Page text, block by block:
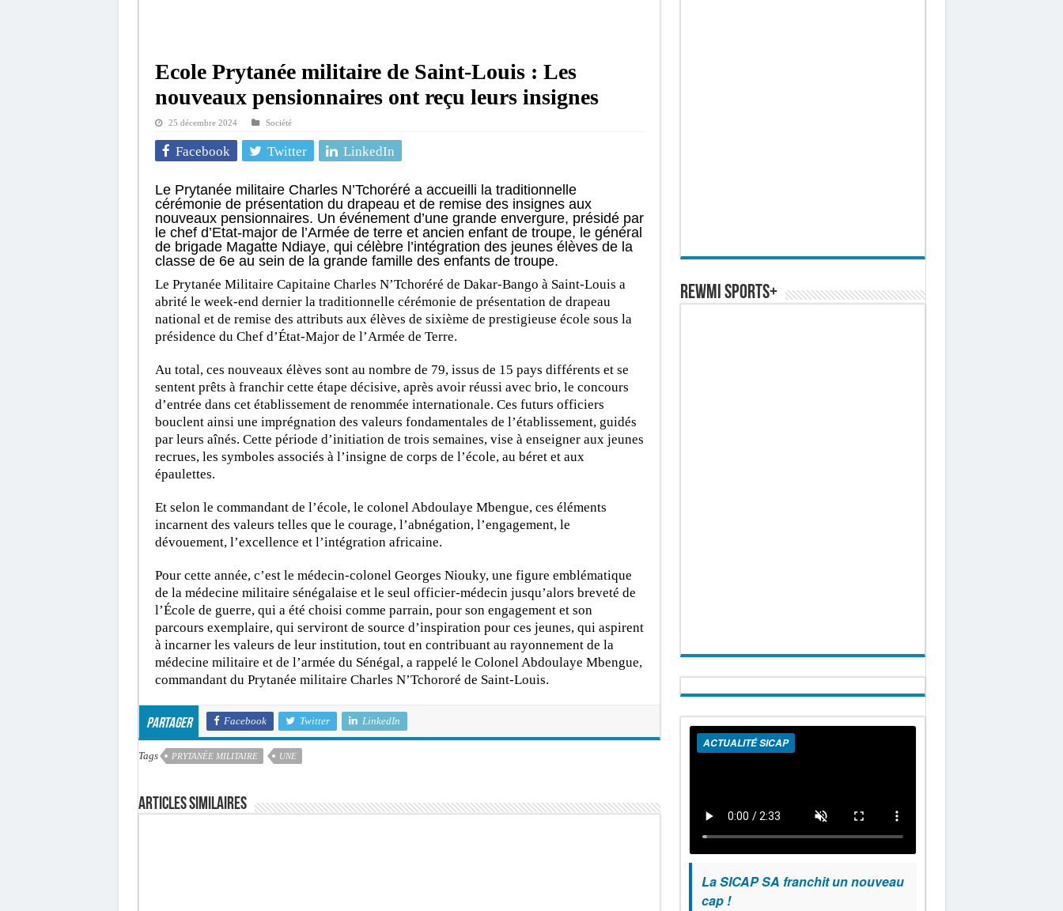
Ecole Prytanée militaire de Saint-Louis : Les
nouveaux pensionnaires ont reçu leurs insignes
25 décembre 2024 Société
Facebook Twitter LinkedIn
Le Prytanée militaire Charles N’Tchoréré a accueilli la traditionnelle
cérémonie de présentation du drapeau et de remise des insignes aux
nouveaux pensionnaires. Un événement d’une grande envergure, présidé par
le chef d’Etat-major de l’Armée de terre et ancien enfant de troupe, le général
de brigade Magatte Ndiaye, qui célèbre l’intégration des jeunes élèves de la
classe de 6e au sein de la grande famille des enfants de troupe.
Le Prytanée Militaire Capitaine Charles N’Tchoréré de Dakar-Bango à Saint-Louis a
abrité le week-end dernier la traditionnelle cérémonie de présentation de drapeau
national et de remise des attributs aux élèves de sixième de prestigieuse école sous la
présidence du Chef d’État-Major de l’Armée de Terre.
Au total, ces nouveaux élèves sont au nombre de 79, issus de 15 pays différents et se
sentent prêts à franchir cette étape décisive, après avoir réussi avec brio, le concours
d’entrée dans cet établissement de renommée internationale. Ces futurs officiers
bouclent ainsi une imprégnation des valeurs fondamentales de l’établissement, guidés
par leurs aînés. Cette période d’initiation de trois semaines, vise à enseigner aux jeunes
recrues, les symboles associés à l’insigne de corps de l’école, au béret et aux
épaulettes.
Et selon le commandant de l’école, le colonel Abdoulaye Mbengue, ces éléments
incarnent des valeurs telles que le courage, l’abnégation, l’engagement, le
dévouement, l’excellence et l’intégration africaine.
Pour cette année, c’est le médecin-colonel Georges Niouky, une figure emblématique
de la médecine militaire sénégalaise et le seul officier-médecin jusqu’alors breveté de
l’École de guerre, qui a été choisi comme parrain, pour son engagement et son
parcours exemplaire, qui serviront de source d’inspiration pour ces jeunes, qui aspirent
à incarner les valeurs de leur institution, tout en contribuant au rayonnement de la
médecine militaire et de l’armée du Sénégal, a rappelé le Colonel Abdoulaye Mbengue,
commandant du Prytanée militaire Charles N’Tchororé de Saint-Louis.
Partager Facebook Twitter LinkedIn
Tags PRYTANÉE MILITAIRE UNE
Articles similaires
REWMI SPORTS+
ACTUALITÉ SICAP
La SICAP SA franchit un nouveau
cap !